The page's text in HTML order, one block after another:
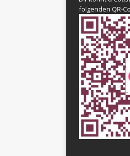
folgenden QR-